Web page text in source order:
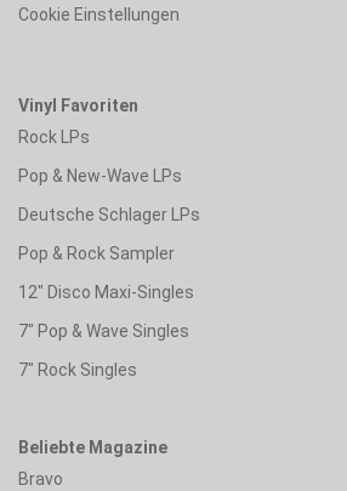
Cookie Einstellungen
Vinyl Favoriten
Rock LPs
Pop & New-Wave LPs
Deutsche Schlager LPs
Pop & Rock Sampler
12" Disco Maxi-Singles
7" Pop & Wave Singles
7" Rock Singles
Beliebte Magazine
Bravo